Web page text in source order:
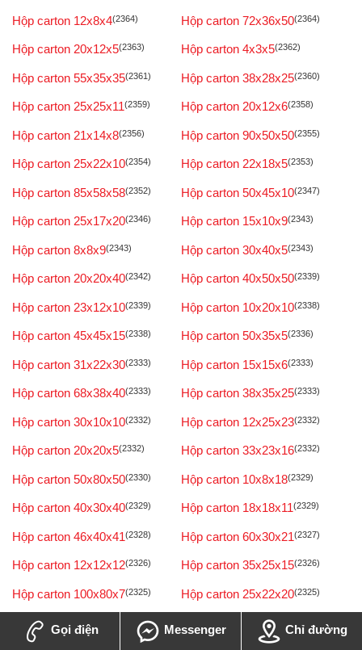
Hộp carton 12x8x4(2364) Hộp carton 72x36x50(2364)
Hộp carton 20x12x5(2363) Hộp carton 4x3x5(2362)
Hộp carton 55x35x35(2361) Hộp carton 38x28x25(2360)
Hộp carton 25x25x11(2359) Hộp carton 20x12x6(2358)
Hộp carton 21x14x8(2356) Hộp carton 90x50x50(2355)
Hộp carton 25x22x10(2354) Hộp carton 22x18x5(2353)
Hộp carton 85x58x58(2352) Hộp carton 50x45x10(2347)
Hộp carton 25x17x20(2346) Hộp carton 15x10x9(2343)
Hộp carton 8x8x9(2343) Hộp carton 30x40x5(2343)
Hộp carton 20x20x40(2342) Hộp carton 40x50x50(2339)
Hộp carton 23x12x10(2339) Hộp carton 10x20x10(2338)
Hộp carton 45x45x15(2338) Hộp carton 50x35x5(2336)
Hộp carton 31x22x30(2333) Hộp carton 15x15x6(2333)
Hộp carton 68x38x40(2333) Hộp carton 38x35x25(2333)
Hộp carton 30x10x10(2332) Hộp carton 12x25x23(2332)
Hộp carton 20x20x5(2332) Hộp carton 33x23x16(2332)
Hộp carton 50x80x50(2330) Hộp carton 10x8x18(2329)
Hộp carton 40x30x40(2329) Hộp carton 18x18x11(2329)
Hộp carton 46x40x41(2328) Hộp carton 60x30x21(2327)
Hộp carton 12x12x12(2326) Hộp carton 35x25x15(2326)
Hộp carton 100x80x7(2325) Hộp carton 25x22x20(2325)
Hộp carton 23x12x8 (2325) Hộp carton 90x15x10
Gọi điện Messenger Chỉ đường